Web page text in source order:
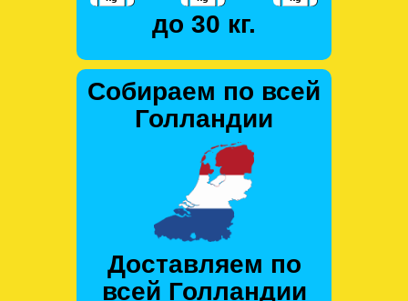
до 30 кг.
Собираем по всей
Голландии
Доставляем по
всей Голландии